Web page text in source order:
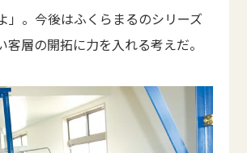
」。今後はふくらまるのシリーズ
客層の開拓に力を入れる考えだ。